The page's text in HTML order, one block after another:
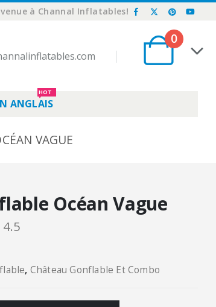
à Channal Inflatables!
0
ANGLAIS
HOT
VAGUE
Océan Vague
, Château Gonflable Et Combo